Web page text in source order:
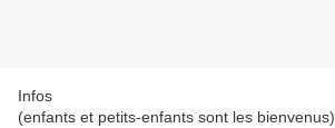
Infos
(enfants et petits-enfants sont les bienvenus)